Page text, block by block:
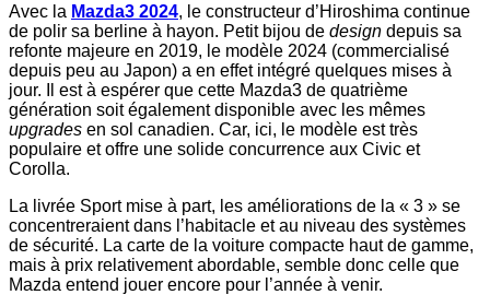
Avec la Mazda3 2024, le constructeur d’Hiroshima continue
de polir sa berline à hayon. Petit bijou de design depuis sa
refonte majeure en 2019, le modèle 2024 (commercialisé
depuis peu au Japon) a en effet intégré quelques mises à
jour. Il est à espérer que cette Mazda3 de quatrième
génération soit également disponible avec les mêmes
upgrades en sol canadien. Car, ici, le modèle est très
populaire et offre une solide concurrence aux Civic et
Corolla.
La livrée Sport mise à part, les améliorations de la « 3 » se
concentreraient dans l’habitacle et au niveau des systèmes
de sécurité. La carte de la voiture compacte haut de gamme,
mais à prix relativement abordable, semble donc celle que
Mazda entend jouer encore pour l’année à venir.